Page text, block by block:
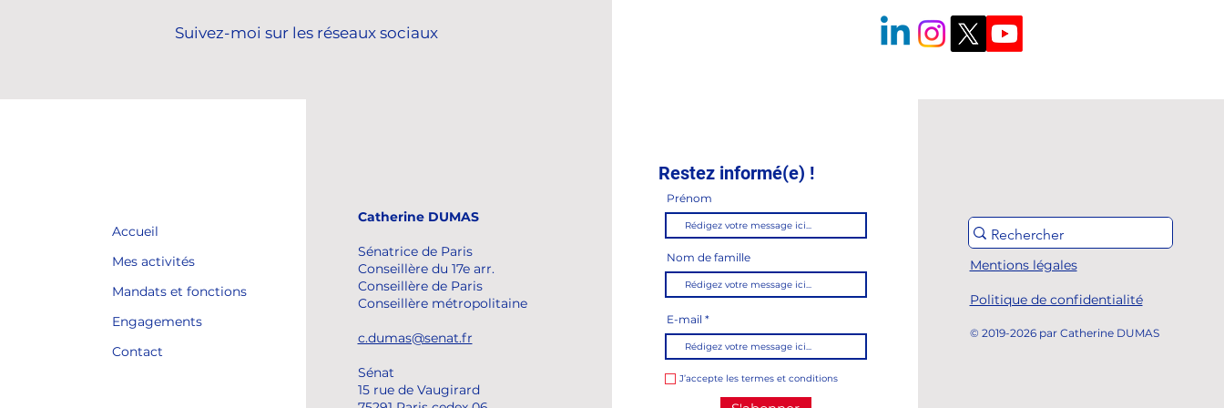
Suivez-moi sur les réseaux sociaux
Accueil
Mes activités
Mandats et fonctions
Engagements
Contact
Catherine DUMAS
Sénatrice de Paris
Conseillère du 17e arr.
Conseillère de Paris
Conseillère métropolitaine
c.dumas@senat.fr
Sénat
15 rue de Vaugirard
Restez informé(e) !
Prénom
Nom de famille
E-mail
J’accepte les termes et conditions
Mentions légales
Politique de confidentialité
© 2019-2026 par Catherine DUMAS